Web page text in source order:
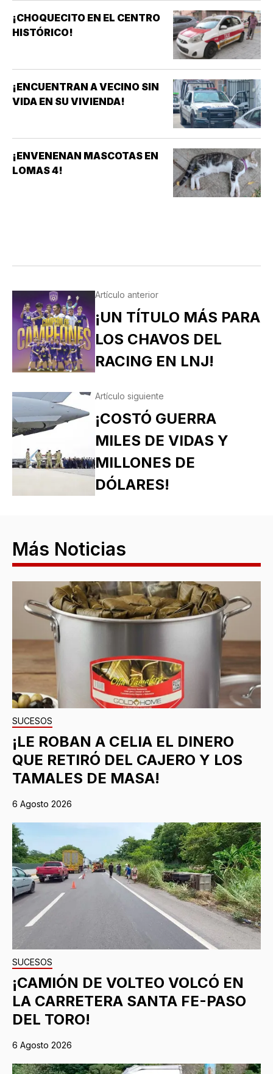
¡CHOQUECITO EN EL CENTRO
HISTÓRICO!
¡ENCUENTRAN A VECINO SIN
VIDA EN SU VIVIENDA!
¡ENVENENAN MASCOTAS EN
LOMAS 4!
Artículo anterior
¡UN TÍTULO MÁS PARA
LOS CHAVOS DEL
RACING EN LNJ!
Artículo siguiente
¡COSTÓ GUERRA
MILES DE VIDAS Y
MILLONES DE
DÓLARES!
Más Noticias
SUCESOS
¡LE ROBAN A CELIA EL DINERO
QUE RETIRÓ DEL CAJERO Y LOS
TAMALES DE MASA!
6 Agosto 2026
SUCESOS
¡CAMIÓN DE VOLTEO VOLCÓ EN
LA CARRETERA SANTA FE-PASO
DEL TORO!
6 Agosto 2026